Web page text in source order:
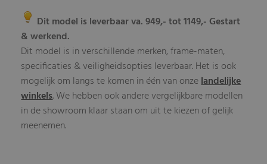
Dit model is leverbaar va. 949,- tot 1149,- Gestart
& werkend.
Dit model is in verschillende merken, frame-maten,
specificaties & veiligheidsopties leverbaar. Het is ook
mogelijk om langs te komen in één van onzelandelijke
winkels. We hebben ook andere vergelijkbare modellen
in de showroom klaar staan om uit te kiezen of gelijk
meenemen.